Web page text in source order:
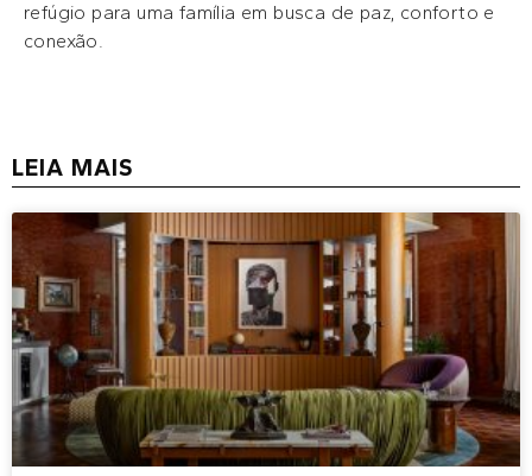
refúgio para uma família em busca de paz, conforto e
conexão.
LEIA MAIS